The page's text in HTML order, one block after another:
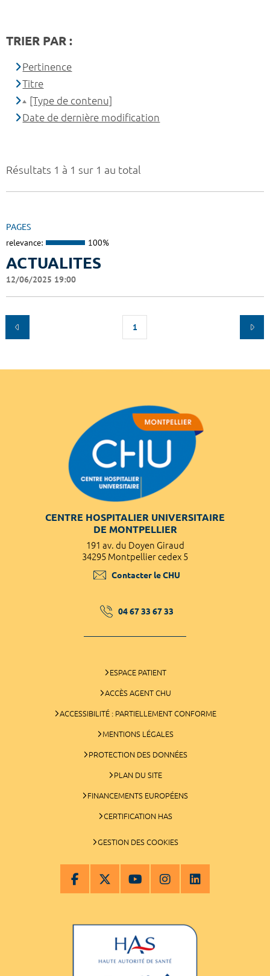
Résultats 1 à 1 sur 1 au total
PAGES
relevance: 100%
ACTUALITES
12/06/2025 19:00
1
TRIER PAR :
Pertinence
Titre
[Type de contenu]
Date de dernière modification
CENTRE HOSPITALIER UNIVERSITAIRE
DE MONTPELLIER
191 av. du Doyen Giraud
34295 Montpellier cedex 5
Contacter le CHU
04 67 33 67 33
ESPACE PATIENT
ACCÈS AGENT CHU
ACCESSIBILITÉ : PARTIELLEMENT CONFORME
MENTIONS LÉGALES
PROTECTION DES DONNÉES
PLAN DU SITE
FINANCEMENTS EUROPÉENS
CERTIFICATION HAS
GESTION DES COOKIES